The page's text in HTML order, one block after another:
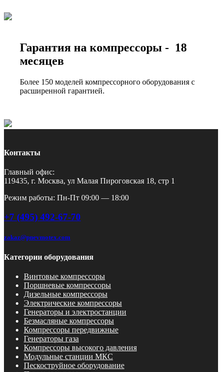
Гарантия на компрессоры - 18
месяцев
Более 150 моделей компрессорного оборудования с
расширенной гарантией.
Контакты
Главный офис:
119435, г. Москва, ул Малая Пироговская 18, стр 1
Режим работы: Пн-Пт 09:00 — 18:00
+7 (495) 492-67-70
zakaz@pnevmotex.com
Категории оборудования
Винтовые компрессоры
Поршневые компрессоры
Дизельные компрессоры
Электрические компрессоры
Генераторы и электростанции
Безмасляные компрессоры
Компрессоры передвижные
Генераторы газа
Компрессоры высокого давления
Модульные станции МКС
Пескоструйное оборудование